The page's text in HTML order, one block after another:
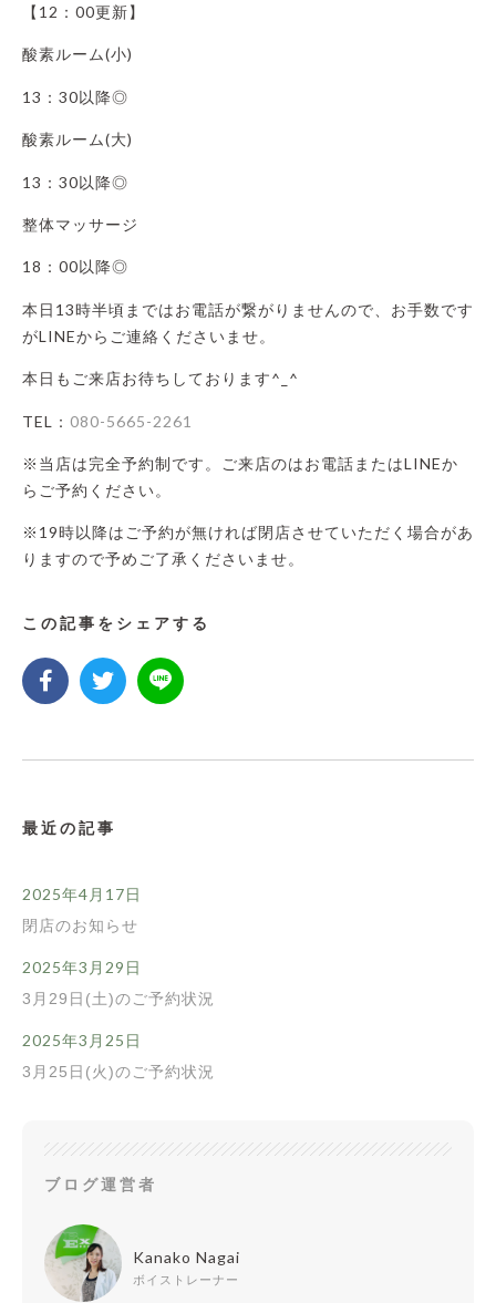
【12：00更新】
酸素ルーム(小)
13：30以降◎
酸素ルーム(大)
13：30以降◎
整体マッサージ
18：00以降◎
本日13時半頃まではお電話が繋がりませんので、お手数です
がLINEからご連絡くださいませ。
本日もご来店お待ちしております^_^
TEL： 080-5665-2261
※当店は完全予約制です。ご来店のはお電話またはLINEか
らご予約ください。
※19時以降はご予約が無ければ閉店させていただく場合があ
りますので予めご了承くださいませ。
この記事をシェアする
最近の記事
閉店のお知らせ
2025年4月17日
3月29日(土)のご予約状況
2025年3月29日
3月25日(火)のご予約状況
2025年3月25日
ブログ運営者
Kanako Nagai
ボイストレーナー